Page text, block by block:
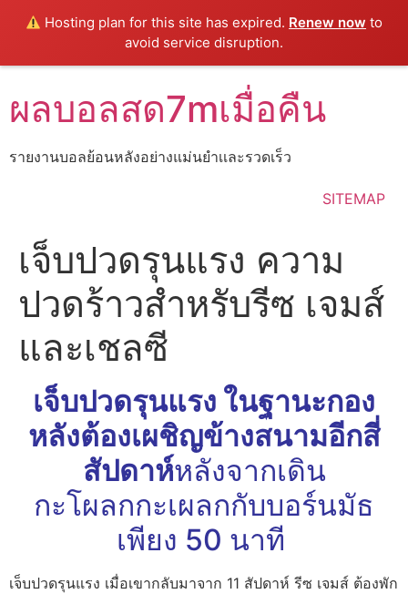
Hosting plan for this site has expired. Renew now to
avoid service disruption.
to
content
ผลบอลสด7mเมื่อคืน
รายงานบอลย้อนหลังอย่างแม่นยำเเละรวดเร็ว
SITEMAP
เจ็บปวดรุนแรง ความ
ปวดร้าวสำหรับรีซ เจมส์
และเชลซี
เจ็บปวดรุนแรง ในฐานะกอง
หลังต้องเผชิญข้างสนามอีกสี่
สัปดาห์หลังจากเดิน
กะโผลกกะเผลกกับบอร์นมัธ
เพียง 50 นาที
เจ็บปวดรุนแรง เมื่อเขากลับมาจาก 11 สัปดาห์ รีซ เจมส์ ต้องพัก